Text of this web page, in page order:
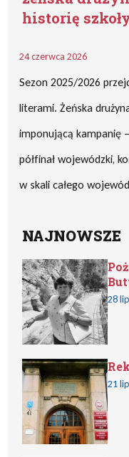
historię
24 czerwca 2026
Sezon 2025/2026
literami. Żeńska
imponującą kampanię
półfinał wojewódzki,
w skali całego
NAJNOWSZE
28
21